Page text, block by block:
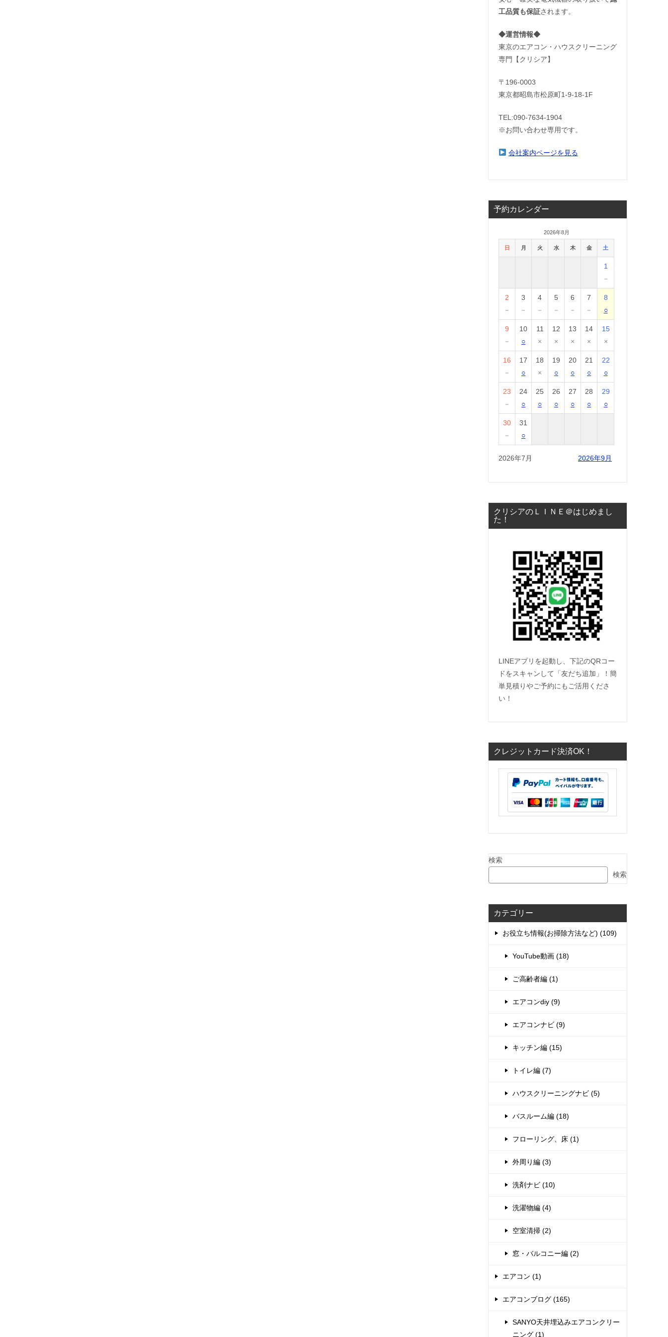
工品質も保証されます。
◆運営情報◆
東京のエアコン・ハウスクリーニング
専門【クリシア】
〒196-0003
東京都昭島市松原町1-9‐18‐1F
TEL:090-7634-1904
※お問い合わせ専用です。
会社案内ページを見る
予約カレンダー
2026年8月
日 月 火 水 木 金 土
1
－
2
－
3
－
4
－
5
－
6
－
7
－
8
○
9
－
10
○
11
×
12
×
13
×
14
×
15
×
16
－
17
○
18
×
19
○
20
○
21
○
22
○
23
－
24
○
25
○
26
○
27
○
28
○
29
○
30
－
31
○
2026年7月 2026年9月
クリシアのＬＩＮＥ＠はじめまし
た！
LINEアプリを起動し、下記のQRコー
ドをスキャンして「友だち追加」！簡
単見積りやご予約にもご活用くださ
い！
クレジットカード決済OK！
検索
検索
カテゴリー
お役立ち情報(お掃除方法など) (109)
YouTube動画 (18)
ご高齢者編 (1)
エアコンdiy (9)
エアコンナビ (9)
キッチン編 (15)
トイレ編 (7)
ハウスクリーニングナビ (5)
バスルーム編 (18)
フローリング、床 (1)
外周り編 (3)
洗剤ナビ (10)
洗濯物編 (4)
空室清掃 (2)
窓・バルコニー編 (2)
エアコン (1)
エアコンブログ (165)
SANYO天井埋込みエアコンクリー
ニング (1)